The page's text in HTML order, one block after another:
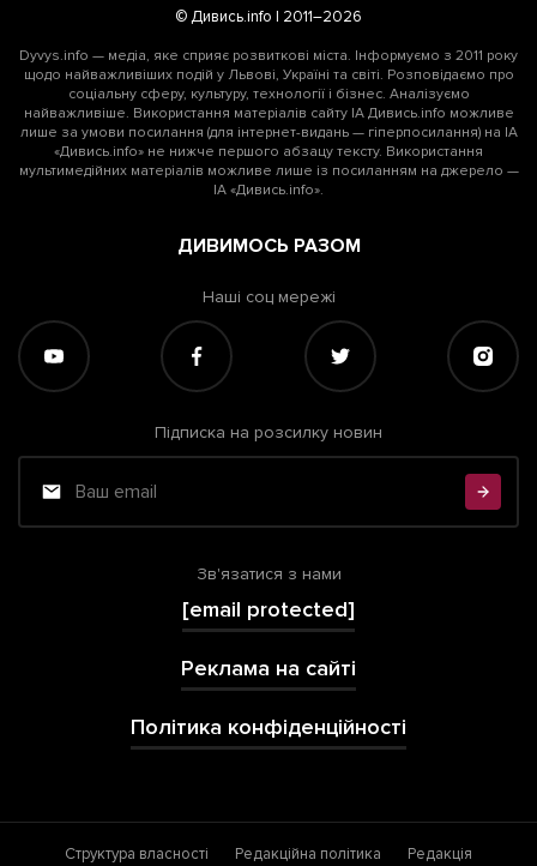
© Дивись.info | 2011–2026
Dyvys.info — медіа, яке сприяє розвиткові міста. Інформуємо з 2011 року
щодо найважливіших подій у Львові, Україні та світі. Розповідаємо про
соціальну сферу, культуру, технології і бізнес. Аналізуємо
найважливіше. Використання матеріалів сайту ІА Дивись.info можливе
лише за умови посилання (для інтернет-видань — гіперпосилання) на ІА
«Дивись.info» не нижче першого абзацу тексту. Використання
мультимедійних матеріалів можливе лише із посиланням на джерело —
ІА «Дивись.info».
ДИВИМОСЬ РАЗОМ
Наші соц мережі
Підписка на розсилку новин
Зв'язатися з нами
[email protected]
Реклама на сайті
Політика конфіденційності
Структура власності Редакційна політика Редакція